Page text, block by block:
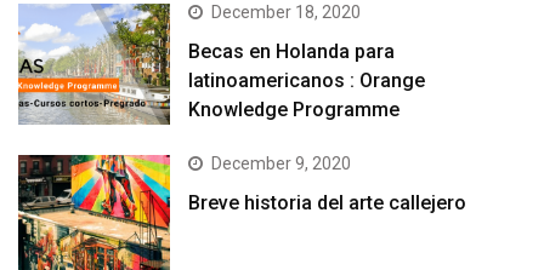
December 18, 2020
Becas en Holanda para
latinoamericanos : Orange
Knowledge Programme
December 9, 2020
Breve historia del arte callejero